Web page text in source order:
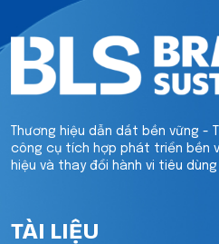
Thương hiệu dẫn dắt bền vững -
công cụ tích hợp phát triển bền
hiệu và thay đổi hành vi tiêu
TÀI LIỆU